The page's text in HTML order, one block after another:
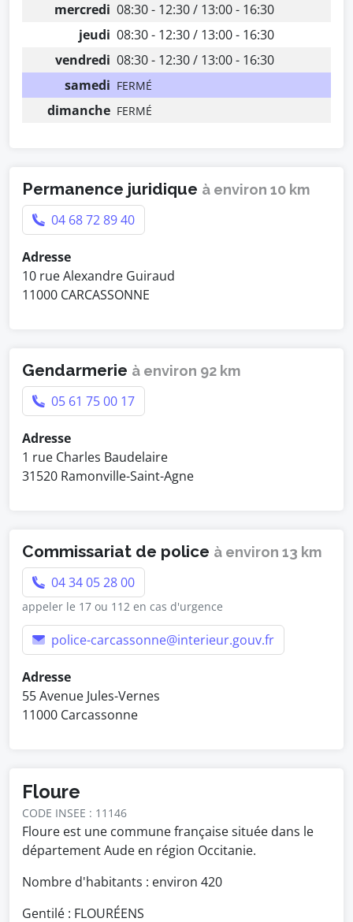
mercredi 08:30 - 12:30 / 13:00 - 16:30
jeudi 08:30 - 12:30 / 13:00 - 16:30
vendredi 08:30 - 12:30 / 13:00 - 16:30
samedi FERMÉ
dimanche FERMÉ
Permanence juridique à environ 10 km
04 68 72 89 40
Adresse
10 rue Alexandre Guiraud
11000 CARCASSONNE
Gendarmerie à environ 92 km
05 61 75 00 17
Adresse
1 rue Charles Baudelaire
31520 Ramonville-Saint-Agne
Commissariat de police à environ 13 km
04 34 05 28 00
appeler le 17 ou 112 en cas d'urgence
police-carcassonne@interieur.gouv.fr
Adresse
55 Avenue Jules-Vernes
11000 Carcassonne
Floure
CODE INSEE : 11146
Floure est une commune française située dans le
département Aude en région Occitanie.
Nombre d'habitants : environ 420
Gentilé : FLOURÉENS